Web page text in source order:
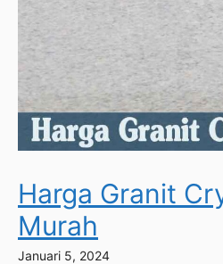
Harga Granit
Murah
Januari 5, 2024